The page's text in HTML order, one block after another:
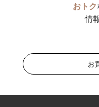
おトク
情
お